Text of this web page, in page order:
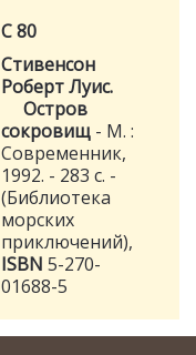
С 80
Стивенсон
Роберт Луис.
Остров
сокровищ - М. :
Современник,
1992. - 283 с. -
(Библиотека
морских
приключений),
ISBN 5-270-
01688-5